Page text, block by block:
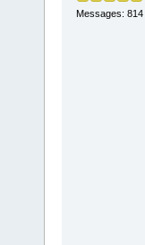
Messages: 814